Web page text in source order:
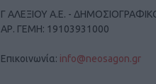
Γ ΑΛΕΞΙΟΥ Α.Ε. -
ΑΡ. ΓΕΜΗ: 19103931000
Επικοινωνία: info@neosagon.gr